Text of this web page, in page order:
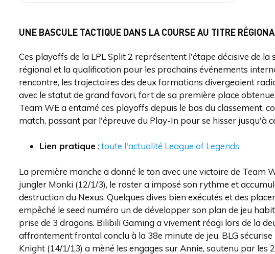
UNE BASCULE TACTIQUE DANS LA COURSE AU TITRE
Ces playoffs de la LPL Split 2 représentent l'étape décisive de
régional et la qualification pour les prochains événements
rencontre, les trajectoires des deux formations divergeaient
avec le statut de grand favori, fort de sa première place
Team WE a entamé ces playoffs depuis le bas du classement,
match, passant par l'épreuve du Play-In pour se hisser jusqu'à
Lien pratique:toute l'actualité League of Legends
La première manche a donné le ton avec une victoire de Team
jungler Monki (12/1/3), le roster a imposé son rythme et
destruction du Nexus. Quelques dives bien exécutés et des
empêché le seed numéro un de développer son plan de jeu
prise de 3 dragons. Bilibili Gaming a vivement réagi lors de la
affrontement frontal conclu à la 38e minute de jeu. BLG
Knight (14/1/13) a mèné les engages sur Annie, soutenu par les